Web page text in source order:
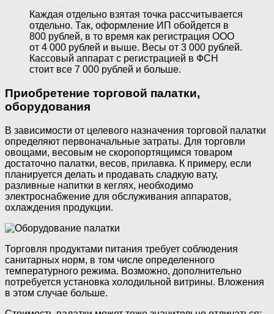
Каждая отдельно взятая точка рассчитывается
отдельно. Так, оформление ИП обойдется в
800 рублей, в то время как регистрация ООО
от 4 000 рублей и выше. Весы от 3 000 рублей.
Кассовый аппарат с регистрацией в ФСН
стоит все 7 000 рублей и больше.
Приобретение торговой палатки,
оборудования
В зависимости от целевого назначения торговой палатки
определяют первоначальные затраты. Для торговли
овощами, весовым не скоропортящимся товаром
достаточно палатки, весов, прилавка. К примеру, если
планируется делать и продавать сладкую вату,
разливные напитки в кеглях, необходимо
электроснабжение для обслуживания аппаратов,
охлаждения продукции.
Торговля продуктами питания требует соблюдения
санитарных норм, в том числе определенного
температурного режима. Возможно, дополнительно
потребуется установка холодильной витрины. Вложения
в этом случае больше.